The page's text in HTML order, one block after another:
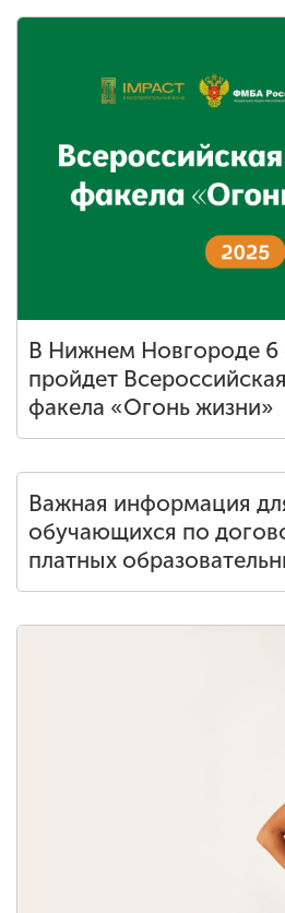
В Нижнем Новгороде 6
пройдет
факела «Огонь жизни»
Важная информация
обучающихся по
платных